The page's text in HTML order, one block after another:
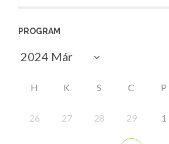
PROGRAM
H K S C P
26 27 28 29 1